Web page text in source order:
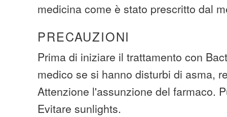
medicina come è stato prescritto dal
PRECAUZIONI
Prima di iniziare il trattamento con
medico se si hanno disturbi di asma,
Attenzione l'assunzione del farmaco.
Evitare sunlights.